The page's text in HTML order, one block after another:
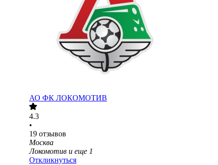
АО ФК ЛОКОМОТИВ
4.3
•
19 отзывов
Москва
Локомотив и еще 1
Откликнуться